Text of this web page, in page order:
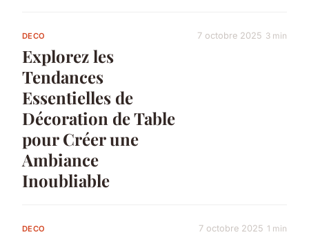
DECO
Explorez les
Tendances
Essentielles de
Décoration de Table
pour Créer une
Ambiance
Inoubliable
7 octobre 2025 3 min
DECO 7 octobre 2025 1 min